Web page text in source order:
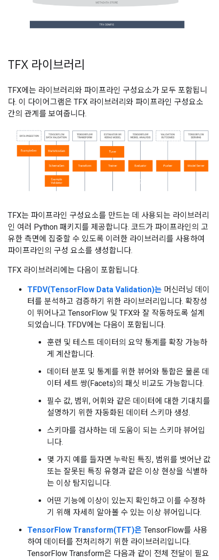
TFX 라이브러리
TFX에는 라이브러리와 파이프라인 구성요소가 모두 포함됩니
다. 이 다이어그램은 TFX 라이브러리와 파이프라인 구성요소
간의 관계를 보여줍니다.
TFX는 파이프라인 구성요소를 만드는 데 사용되는 라이브러리
인 여러 Python 패키지를 제공합니다. 코드가 파이프라인의 고
유한 측면에 집중할 수 있도록 이러한 라이브러리를 사용하여
파이프라인의 구성 요소를 생성합니다.
TFX 라이브러리에는 다음이 포함됩니다.
TFDV(TensorFlow Data Validation)는 머신러닝 데이
터를 분석하고 검증하기 위한 라이브러리입니다. 확장성
이 뛰어나고 TensorFlow 및 TFX와 잘 작동하도록 설계
되었습니다. TFDV에는 다음이 포함됩니다.
훈련 및 테스트 데이터의 요약 통계를 확장 가능하
게 계산합니다.
데이터 분포 및 통계를 위한 뷰어와 통합은 물론 데
이터 세트 쌍(Facets)의 패싯 비교도 가능합니다.
필수 값, 범위, 어휘와 같은 데이터에 대한 기대치를
설명하기 위한 자동화된 데이터 스키마 생성.
스키마를 검사하는 데 도움이 되는 스키마 뷰어입
니다.
몇 가지 예를 들자면 누락된 특징, 범위를 벗어난 값
또는 잘못된 특징 유형과 같은 이상 현상을 식별하
는 이상 탐지입니다.
어떤 기능에 이상이 있는지 확인하고 이를 수정하
기 위해 자세히 알아볼 수 있는 이상 뷰어입니다.
TensorFlow Transform(TFT)은 TensorFlow를 사용
하여 데이터를 전처리하기 위한 라이브러리입니다.
TensorFlow Transform은 다음과 같이 전체 전달이 필요